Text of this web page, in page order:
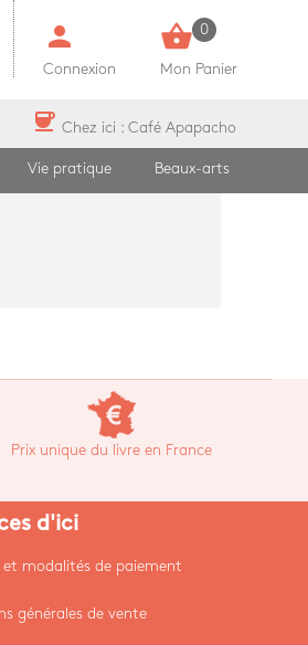
person
Connexion
shopping_basket 0
Mon Panier
coffee Chez ici : Café Apapacho
Vie pratique Beaux-arts
Prix unique du livre en France
d'ici
et modalités de paiement
générales de vente